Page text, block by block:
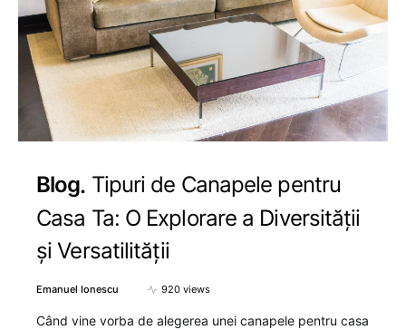
Blog Tipuri de Canapele pentru
Casa Ta: O Explorare a Diversității
și Versatilității
Emanuel Ionescu 920 views
Când vine vorba de alegerea unei canapele pentru casa